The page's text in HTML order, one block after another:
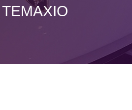
ΤΕΜΆΧΙΟ